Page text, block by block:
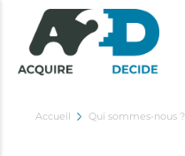
Accueil Qui sommes-nous ?